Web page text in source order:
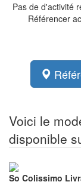
Pas de d'activité
Référencer
Voici le
disponible
So Colissimo